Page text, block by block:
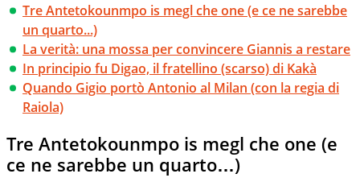
Tre Antetokounmpo is megl che one (e ce ne sarebbe
un quarto...)
La verità: una mossa per convincere Giannis a restare
In principio fu Digao, il fratellino (scarso) di Kakà
Quando Gigio portò Antonio al Milan (con la regia di
Raiola)
Tre Antetokounmpo is megl che one (e
ce ne sarebbe un quarto…)